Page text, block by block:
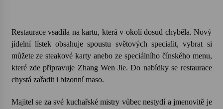
Votavžatský ploty
23. 7. 2026
Letní koncerty ve Stromovce: Rufus Miller
Restaurace vsadila na kartu, která v okolí dosud chyběla. Nový
jídelní lístek obsahuje spoustu světových specialit, vybrat si
můžete ze steakové karty anebo ze speciálního čínského menu,
které zde připravuje Zhang Wen Jie. Do nabídky se restaurace
chystá zařadit i bizonní maso.
Majitel se za své kuchařské mistry vůbec nestydí a jmenovitě je